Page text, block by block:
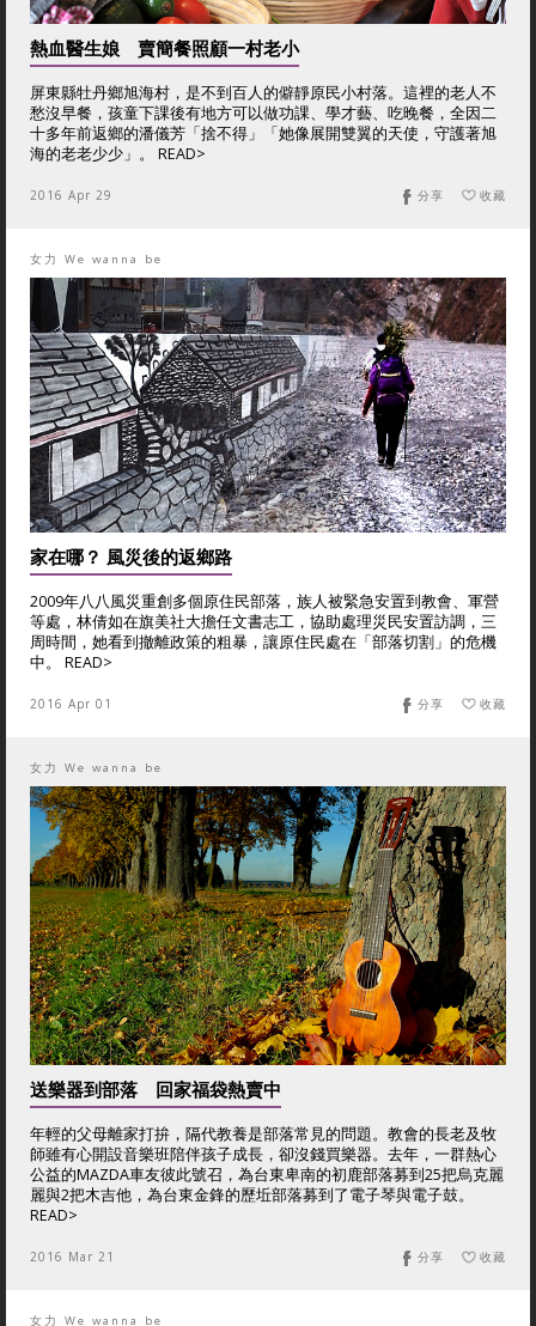
熱血醫生娘 賣簡餐照顧一村老小
屏東縣牡丹鄉旭海村，是不到百人的僻靜原民小村落。這裡的老人不
愁沒早餐，孩童下課後有地方可以做功課、學才藝、吃晚餐，全因二
十多年前返鄉的潘儀芳「捨不得」「她像展開雙翼的天使，守護著旭
海的老老少少」。 READ>
2016 Apr 29 收藏
分享
女力 We wanna be
家在哪？ 風災後的返鄉路
2009年八八風災重創多個原住民部落，族人被緊急安置到教會、軍營
等處，林倩如在旗美社大擔任文書志工，協助處理災民安置訪調，三
周時間，她看到撤離政策的粗暴，讓原住民處在「部落切割」的危機
中。 READ>
2016 Apr 01 收藏
分享
女力 We wanna be
送樂器到部落 回家福袋熱賣中
年輕的父母離家打拚，隔代教養是部落常見的問題。教會的長老及牧
師雖有心開設音樂班陪伴孩子成長，卻沒錢買樂器。去年，一群熱心
公益的MAZDA車友彼此號召，為台東卑南的初鹿部落募到25把烏克麗
麗與2把木吉他，為台東金鋒的歷坵部落募到了電子琴與電子鼓。
READ>
2016 Mar 21 收藏
分享
女力 We wanna be